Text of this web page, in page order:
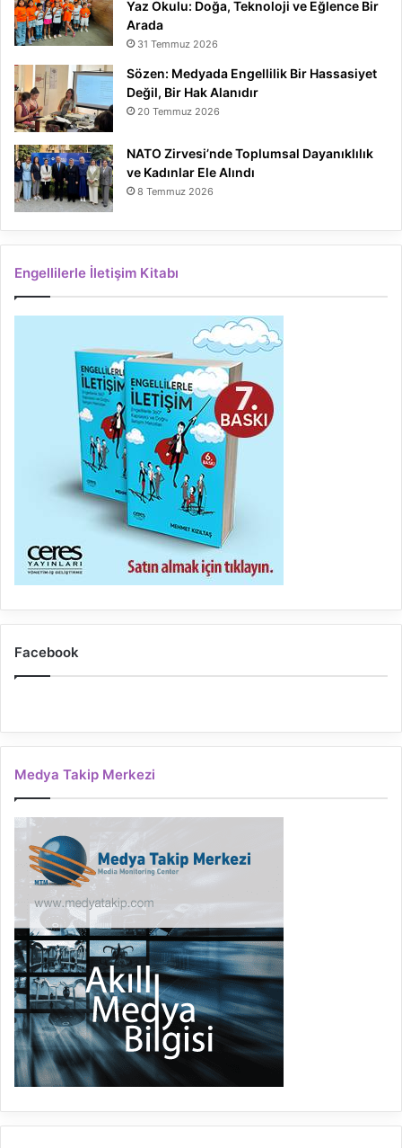
Yaz Okulu: Doğa, Teknoloji ve Eğlence Bir
Arada
31 Temmuz 2026
Sözen: Medyada Engellilik Bir Hassasiyet
Değil, Bir Hak Alanıdır
20 Temmuz 2026
NATO Zirvesi’nde Toplumsal Dayanıklılık
ve Kadınlar Ele Alındı
8 Temmuz 2026
Engellilerle İletişim Kitabı
Facebook
Medya Takip Merkezi